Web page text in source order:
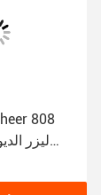
ليزر